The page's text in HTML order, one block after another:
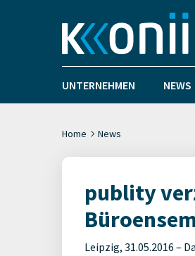
UNTERNEHMEN NEWS
Home News
publity
Leipzig, 31.05.2016 –